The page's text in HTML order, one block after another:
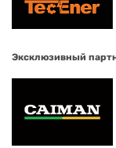
Эксклюзивный